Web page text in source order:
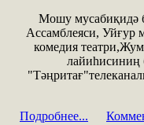
Мошу мусабиқидə
Ассамблеяси, Уйғур
комедия
лайиһисиниң
Подробнее...